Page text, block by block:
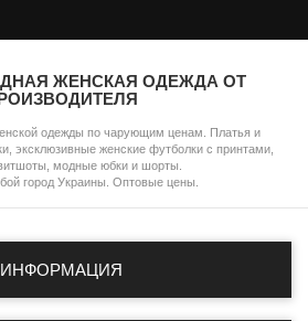
ЖЕНСКАЯ ОДЕЖДА ОТ
одежды по чарующим ценам. Платья и
эксклюзивные женские футболки с принтами,
модные юбки и шорты.
город Украины. Оптовые цены.
ИНФОРМАЦИЯ